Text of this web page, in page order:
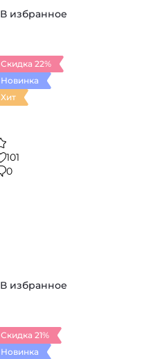
В избранное
Скидка 22%
Новинка
Хит
101
0
В избранное
Скидка 21%
Новинка